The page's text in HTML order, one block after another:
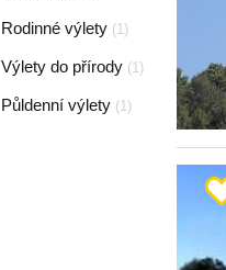
Rodinné výlety (1)
Výlety do přírody (1)
Půldenní výlety (1)